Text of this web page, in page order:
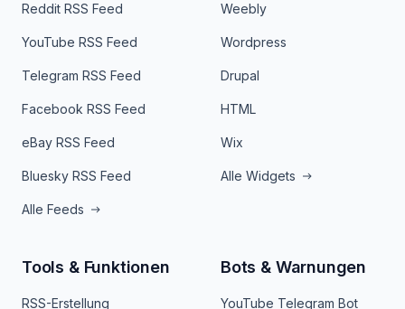
Reddit RSS Feed
YouTube RSS Feed
Telegram RSS Feed
Facebook RSS Feed
eBay RSS Feed
Bluesky RSS Feed
Alle Feeds
Weebly
Wordpress
Drupal
HTML
Wix
Alle Widgets
Tools & Funktionen
RSS-Erstellung
Bots & Warnungen
YouTube Telegram Bot